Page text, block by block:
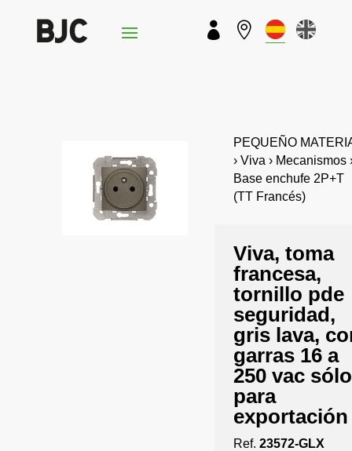
 
PEQUEÑO
› Viva › Mecanismos
Base enchufe 2P+T
(TT Francés)
Viva, toma
francesa,
tornillo pde
seguridad,
gris lava,
garras 16 a
250 vac sólo
para
exportación
Ref. 23572-GLX